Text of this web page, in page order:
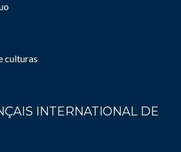
culturas
INTERNATIONAL DE